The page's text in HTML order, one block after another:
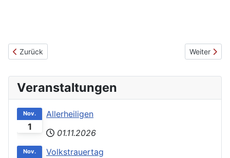
Vorheriger Beitrag: Bericht Generalversammlung
Zurück Nächster
Weiter
Veranstaltungen
1
Nov.
Allerheiligen
01.11.2026
Nov. Volkstrauertag